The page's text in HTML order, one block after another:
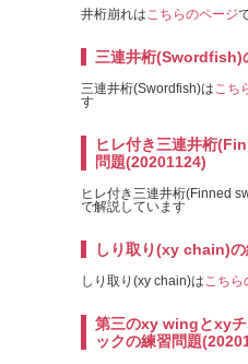
井桁崩れはこちらのページ
三連井桁(Swordfish)
三連井桁(Swordfish)はこち
す
ヒレ付き三連井桁
問題(20201124)
ヒレ付き三連井桁(Finned
で解説しています
しり取り(xy chain)
しり取り(xy chain)はこちら
第三のxy wingとxy
ックの練習問題